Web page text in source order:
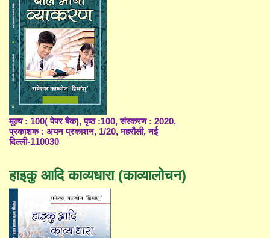
मूल्य : 100( पेपर बैक), पृष्ठ :100, संस्करण : 2020,
प्रकाशक : अयन प्रकाशन, 1/20, महरौली, नई
दिल्ली-110030
हाइकु आदि काव्यधारा (काव्यालोचन)